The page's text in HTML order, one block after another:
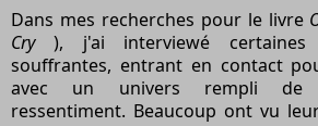
Dans mes recherches pour le livre
Cry), j'ai interviewé certaines
souffrantes, entrant en contact
avec un univers rempli
ressentiment. Beaucoup ont vu